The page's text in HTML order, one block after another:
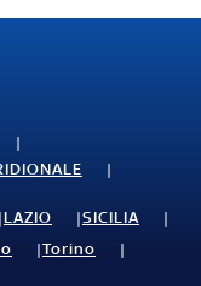
LAZIO
SICILIA
Torino